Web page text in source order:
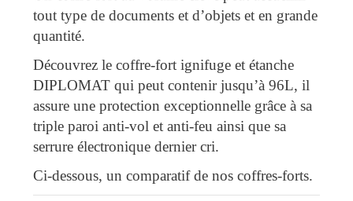
tout type de documents et d’objets et en grande
quantité.
Découvrez le coffre-fort ignifuge et étanche
DIPLOMAT qui peut contenir jusqu’à 96L, il
assure une protection exceptionnelle grâce à sa
triple paroi anti-vol et anti-feu ainsi que sa
serrure électronique dernier cri.
Ci-dessous, un comparatif de nos coffres-forts.